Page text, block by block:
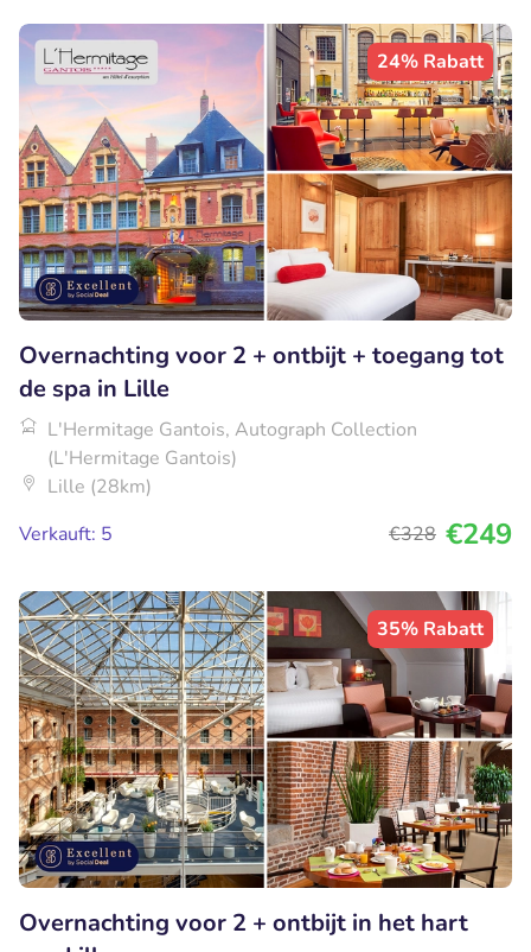
24% Rabatt
Overnachting voor 2 + ontbijt + toegang tot
de spa in Lille
L'Hermitage Gantois, Autograph Collection
(L'Hermitage Gantois)
Lille (28km)
Verkauft: 5
€328 €249
35% Rabatt
Overnachting voor 2 + ontbijt in het hart